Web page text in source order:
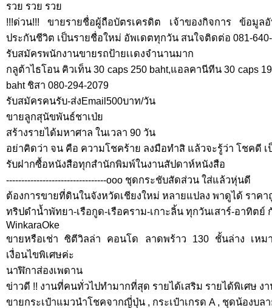
รวย รวย รวย
!!!ด่วน!!! ขายรายชื่อผู้ถือบัตรเครดิต เจ้าของกิจการ ข้อมู
ประกันชีวิต เป็นรายชื่อใหม่ อัพเดตทุกวัน สนใจติดต่อ 081-
รับสมัครพนักงานขายรถป้ายเเดงจำนานมาก
กลูต้าไธโอน คิวเท็น 30 caps 250 baht,แอลคานีทีน 30 caps
baht ชิสา 080-294-2079
รับสมัครคนรับ-ส่งEmail500บาท/วัน
ขายลูกสุนัขพันธ์ชาเป่ย
สร้างรายได้มหาศาล ในเวลา 90 วัน
อย่าคิดว่า จน คือ ความโชคร้าย ลงมือทำสิ แล้วจะรู้ว่า โชคดี เ
รับฝากซื้อหนังสือทุกสำนักพิมพ์ในงานสัปดาห์หนังสือ
---------------------------------ooo ชุดกระชับสัดส่วน ใส่แล้วหุ่นดี
ต้องการขายที่ดินในจังหวัดเชียงใหม่ หลายแปลง พาดูได้ ราคา
ทริปดำน้ำพัทยา-เรือกูด-เรือคราม-เกาะลิ้น ทุกวันเสาร์-อาทิตย์
WinkaraOke
ขายหรือเช่า ซิตีวิลล่า คอนโด ลาดพร้าว 130 ชั้นล่าง เห
เงื่อนไขพิเศษค่ะ
นาฬิกาส่องเพดาน
ข่าวดี !! งานที่คนทั่วไปทำมากที่สุด รายได้เสริม รายได้พิเศษ ง
ขายกระเป๋าแมวนำโชคจากญี่ปุ่น , กระเป๋าเกรด A , ชุดน้องบล